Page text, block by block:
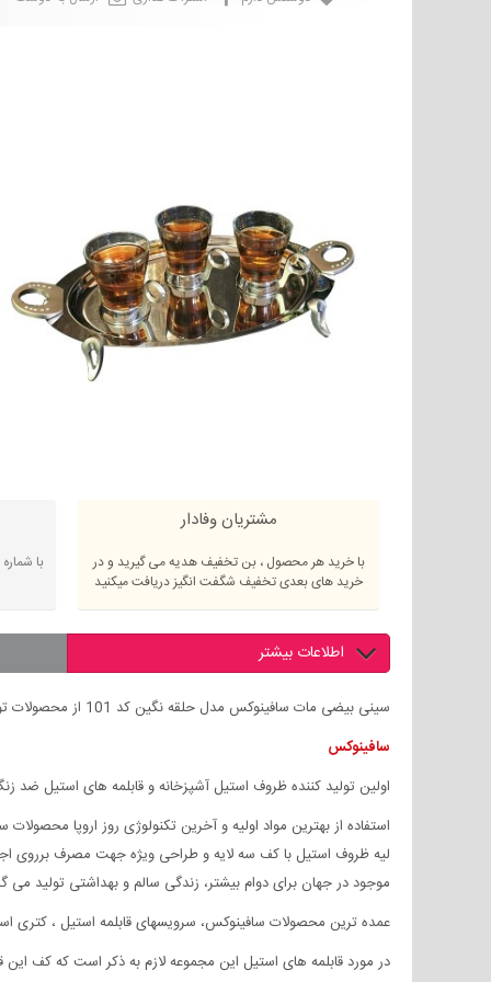
مشتریان وفادار
با خرید هر محصول ، بن تخفیف هدیه می گیرید و در
خرید های بعدی تخفیف شگفت انگیز دریافت میکنید
با شماره
اطلاعات بیشتر
سینی بیضی مات سافینوکس مدل حلقه نگین کد 101 از محصولات تولید شده در گروه سافینوکس میباشد .
سافینوکس
اولین تولید کننده ظروف استیل آشپزخانه و قابلمه های استیل
استفاده از بهترین مواد اولیه و آخرین تکنولوژی روز اروپا
موجود در جهان برای دوام بیشتر، زندگی سالم و بهداشتی تولید می
عمده ترین محصولات سافینوکس، سرویسهای قابلمه استیل ، کتری
در مورد قابلمه های استیل این مجموعه لازم به ذکر است که کف